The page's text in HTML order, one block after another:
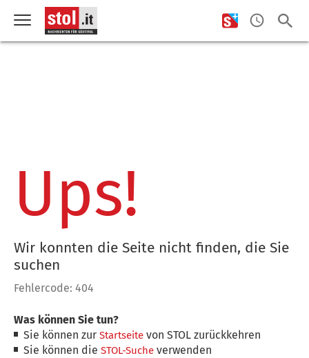
Ups!
Wir konnten die Seite nicht finden, die Sie
suchen
Fehlercode: 404
Was können Sie tun?
Sie können zurStartseite von STOL zurückkehren
Sie können dieSTOL-Suche verwenden